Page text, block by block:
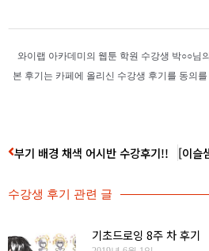
와이랩 아카데미의 웹툰 학원 수강생 박○○님
본 후기는 카페에 올리신 수강생 후기를 동의
부기 배경 채색 어시반 수강후기!!
수강생 후기 관련 글
기초드로잉 8주 차 후기